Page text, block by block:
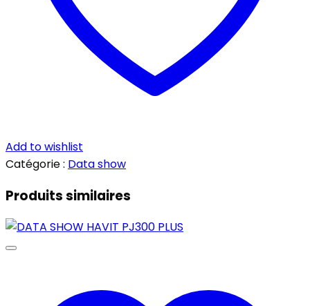
Add to wishlist
Catégorie : Data show
Produits similaires